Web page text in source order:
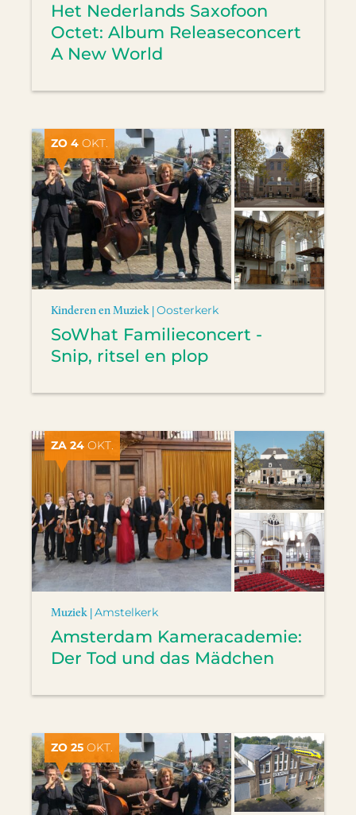
Het Nederlands Saxofoon
Octet: Album Releaseconcert
A New World
ZO 4 OKT.
Kinderen en Muziek |Oosterkerk
SoWhat Familieconcert -
Snip, ritsel en plop
ZA 24 OKT.
Muziek |Amstelkerk
Amsterdam Kameracademie:
Der Tod und das Mädchen
ZO 25 OKT.